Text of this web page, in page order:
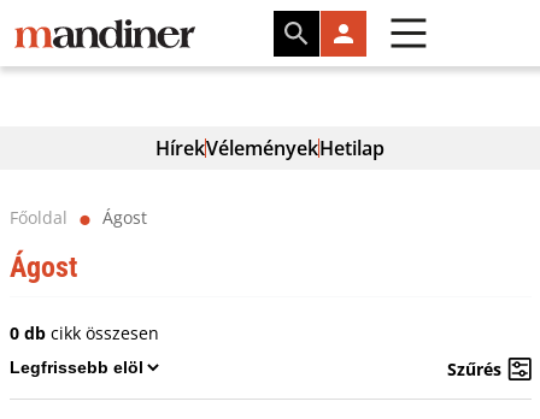
HírekVéleményekHetilap
Főoldal ⬤ Ágost
Ágost
0 dbcikk összesen
Szűrés